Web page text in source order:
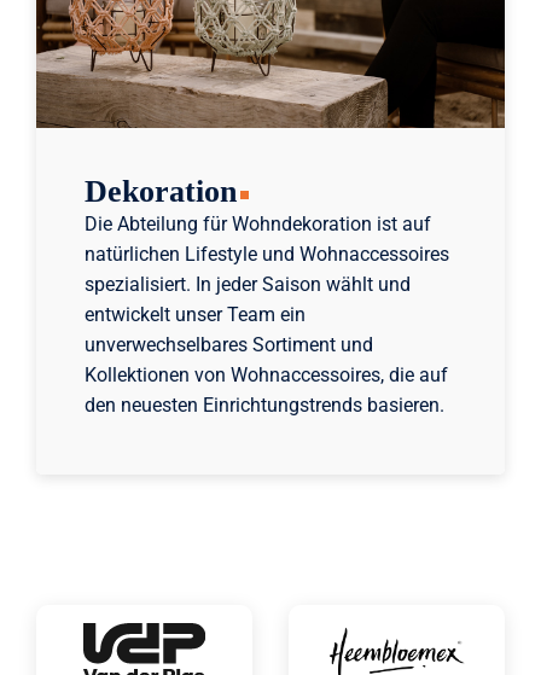
Dekoration
Die Abteilung für Wohndekoration ist auf
natürlichen Lifestyle und Wohnaccessoires
spezialisiert. In jeder Saison wählt und
entwickelt unser Team ein
unverwechselbares Sortiment und
Kollektionen von Wohnaccessoires, die auf
den neuesten Einrichtungstrends basieren.